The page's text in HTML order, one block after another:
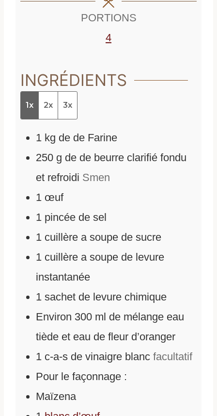
PORTIONS
4
INGRÉDIENTS
1x 2x 3x
1 kg de de Farine
250 g de de beurre clarifié fondu
et refroidi Smen
1 œuf
1 pincée de sel
1 cuillère a soupe de sucre
1 cuillère a soupe de levure
instantanée
1 sachet de levure chimique
Environ 300 ml de mélange eau
tiède et eau de fleur d’oranger
1 c-a-s de vinaigre blanc facultatif
Pour le façonnage :
Maïzena